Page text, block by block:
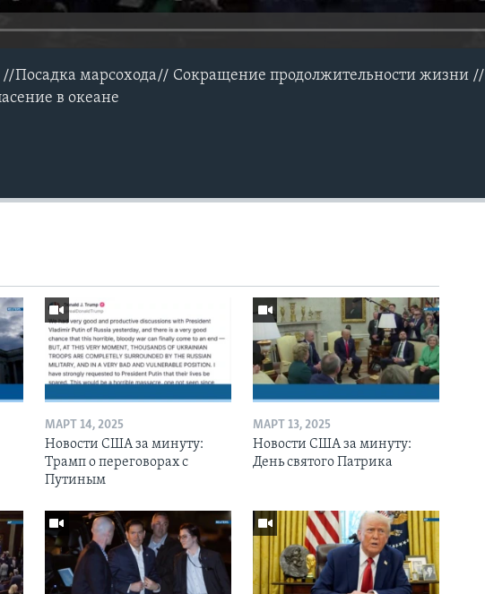
Посадка марсохода// Сокращение продолжительности жизни //
в океане
МАРТ 14, 2025
Новости США за минуту:
Трамп о переговорах с
Путиным
МАРТ 13, 2025
Новости США за минуту:
День святого Патрика